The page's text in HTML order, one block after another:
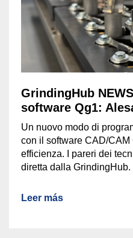
GrindingHub
software Qg1:
Un nuovo modo di
con il software CAD/CAM
efficienza. I pareri dei
diretta dalla GrindingHub.
Leer más